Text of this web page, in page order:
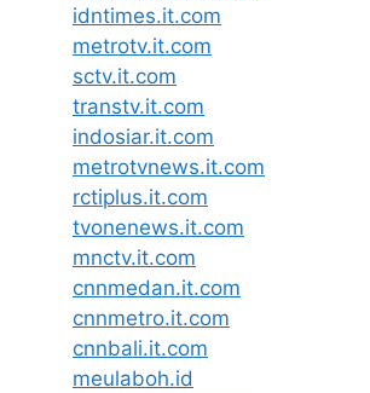
idntimes.it.com
metrotv.it.com
sctv.it.com
transtv.it.com
indosiar.it.com
metrotvnews.it.com
rctiplus.it.com
tvonenews.it.com
mnctv.it.com
cnnmedan.it.com
cnnmetro.it.com
cnnbali.it.com
meulaboh.id